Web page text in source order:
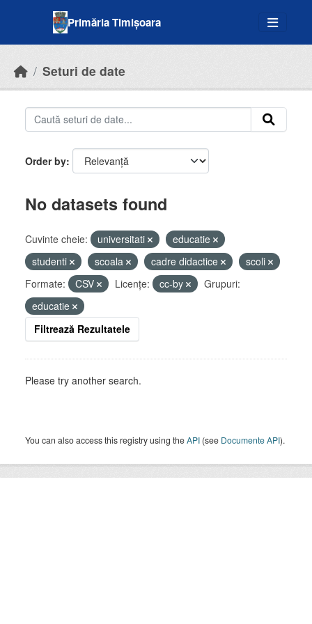
Primăria Timișoara
Seturi de date
Order by
No datasets found
Cuvinte cheie: universitati
educatie
studenti
scoala cadre didactice
scoli
Formate:
CSV Licenţe: cc-by
Grupuri:
educatie
Filtrează Rezultatele
Please try another search.
You can also access this registry using theAPI (see Documente API).